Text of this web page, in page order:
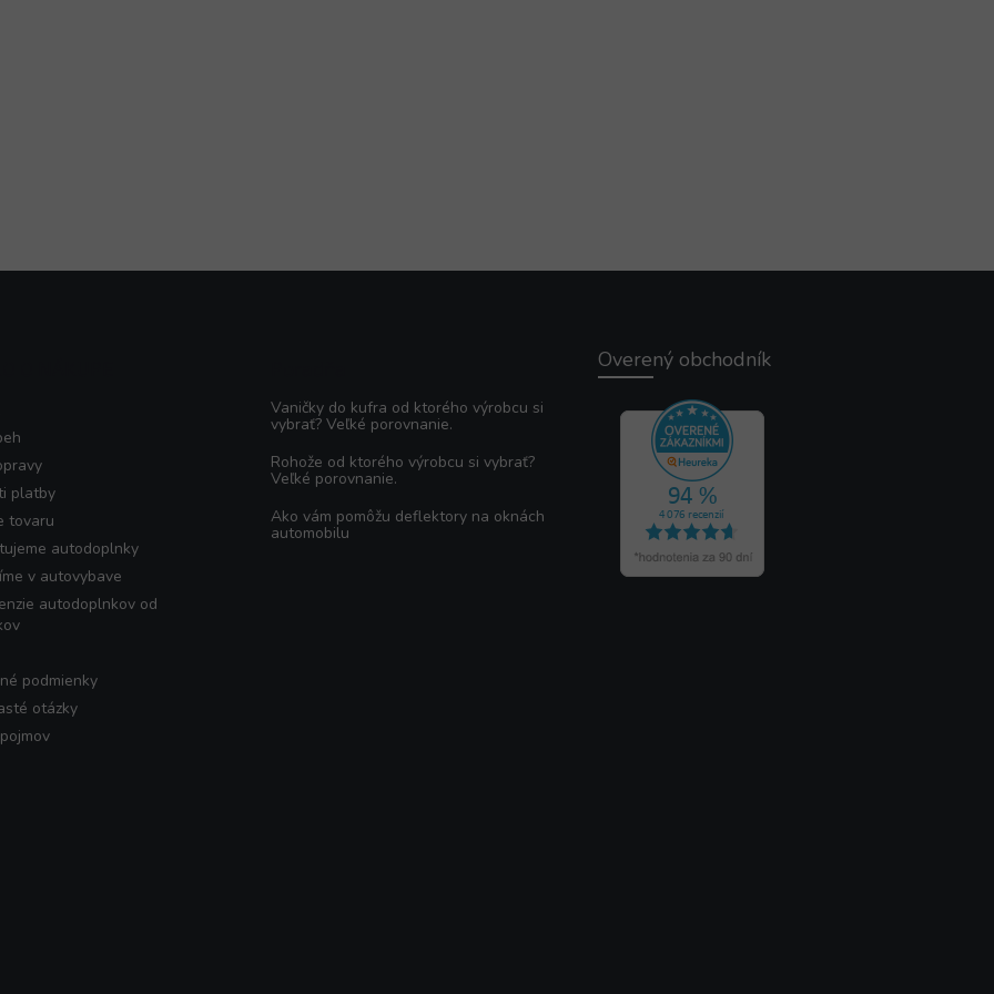
platby
tovaru
autodoplnky
v autovybave
autodoplnkov od
podmienky
otázky
Vaničky do kufra od ktorého výrobcu si
vybrať? Veľké porovnanie.
Rohože od ktorého výrobcu si vybrať?
Veľké porovnanie.
Ako vám pomôžu deflektory na oknách
automobilu
Overený obchodník